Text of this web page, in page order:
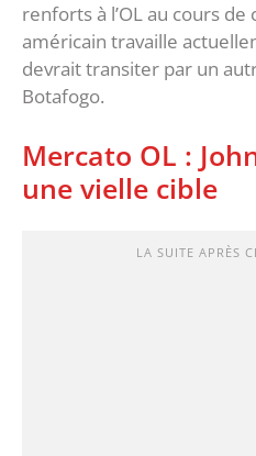
renforts à l’OL au cours
américain travaille
devrait transiter par un
Botafogo.
Mercato OL :
une vielle cible
LA SUITE APRÈS